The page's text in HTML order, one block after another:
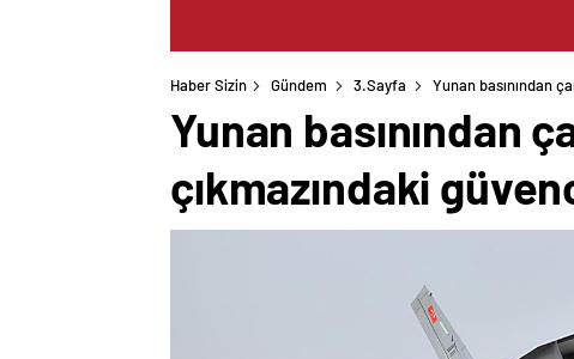
Haber Sizin Gündem 3.Sayfa Yunan basınından
Yunan basınından
çıkmazındaki